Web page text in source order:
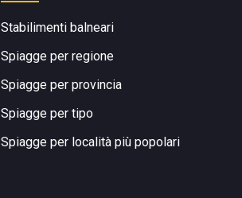
Stabilimenti balneari
Spiagge per regione
Spiagge per provincia
Spiagge per tipo
Spiagge per località più popolari